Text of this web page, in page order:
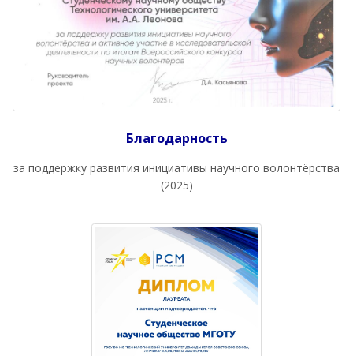
Благодарность
за поддержку развития инициативы научного волонтёрства
(2025)